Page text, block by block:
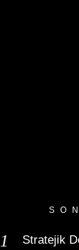
Stratejik